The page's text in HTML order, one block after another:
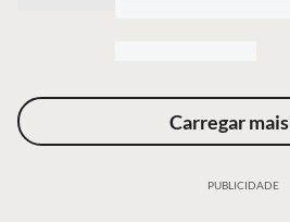
Carregar mais
PUBLICIDADE